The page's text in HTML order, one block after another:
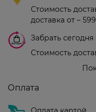
Стоимость
доставка от –
Забрать
Стоимость
Оплата